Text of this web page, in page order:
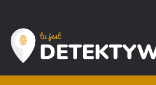
Tu Jest Detektyw